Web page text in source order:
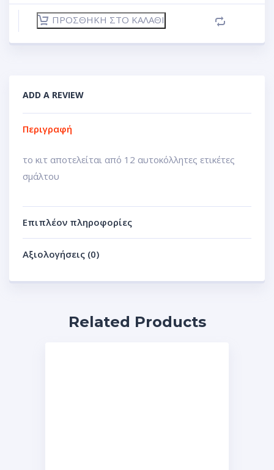
ΠΡΟΣΘΉΚΗ ΣΤΟ ΚΑΛΆΘΙ
ADD A REVIEW
Περιγραφή
το κιτ αποτελείται από 12 αυτοκόλλητες ετικέτες
σμάλτου
Επιπλέον πληροφορίες
Αξιολογήσεις (0)
Related Products